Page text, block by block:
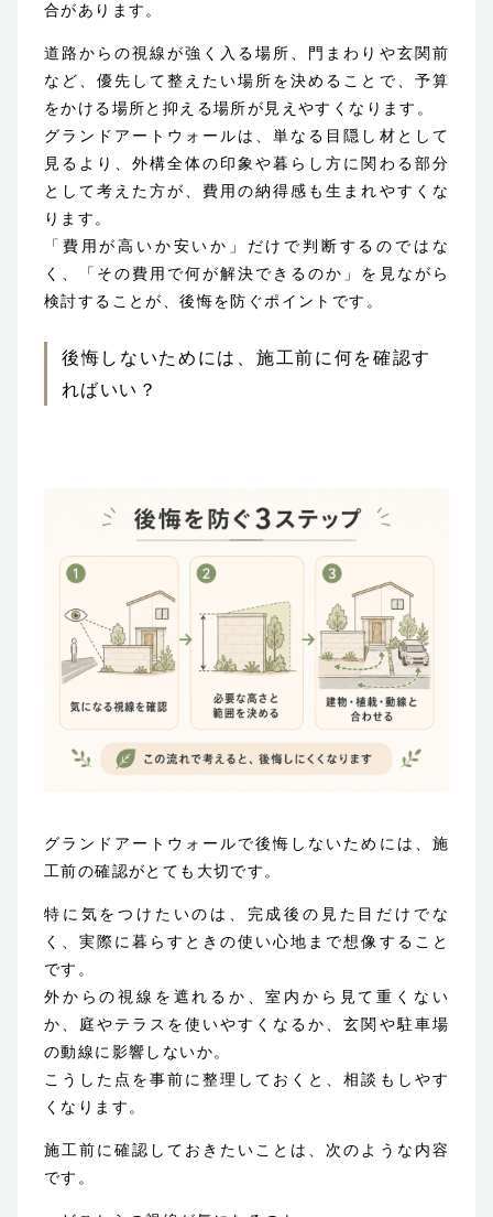
合があります。
道路からの視線が強く入る場所、門まわりや玄関前
など、優先して整えたい場所を決めることで、予算
をかける場所と抑える場所が見えやすくなります。
グランドアートウォールは、単なる目隠し材として
見るより、外構全体の印象や暮らし方に関わる部分
として考えた方が、費用の納得感も生まれやすくな
ります。
「費用が高いか安いか」だけで判断するのではな
く、「その費用で何が解決できるのか」を見ながら
検討することが、後悔を防ぐポイントです。
後悔しないためには、施工前に何を確認す
ればいい？
グランドアートウォールで後悔しないためには、施
工前の確認がとても大切です。
特に気をつけたいのは、完成後の見た目だけでな
く、実際に暮らすときの使い心地まで想像すること
です。
外からの視線を遮れるか、室内から見て重くない
か、庭やテラスを使いやすくなるか、玄関や駐車場
の動線に影響しないか。
こうした点を事前に整理しておくと、相談もしやす
くなります。
施工前に確認しておきたいことは、次のような内容
です。